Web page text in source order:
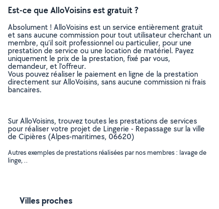
Est-ce que AlloVoisins est gratuit ?
Absolument ! AlloVoisins est un service entièrement gratuit
et sans aucune commission pour tout utilisateur cherchant un
membre, qu’il soit professionnel ou particulier, pour une
prestation de service ou une location de matériel. Payez
uniquement le prix de la prestation, fixé par vous,
demandeur, et l’offreur.
Vous pouvez réaliser le paiement en ligne de la prestation
directement sur AlloVoisins, sans aucune commission ni frais
bancaires.
Sur AlloVoisins, trouvez toutes les prestations de services
pour réaliser votre projet de Lingerie - Repassage sur la ville
de Cipières (Alpes-maritimes, 06620)
Autres exemples de prestations réalisées par nos membres : lavage de
linge, ..
Villes proches